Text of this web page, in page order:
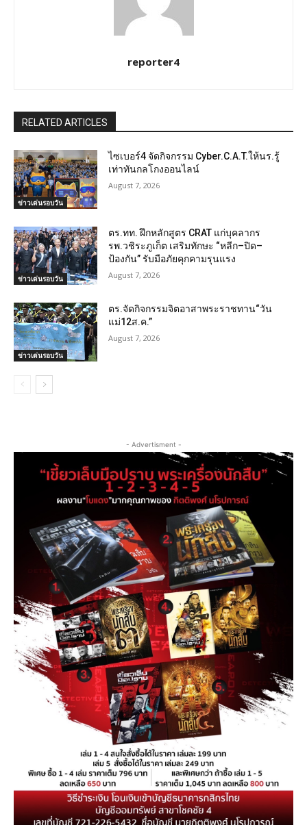
reporter4
RELATED ARTICLES
ข่าวเด่นรอบวัน
ไซเบอร์4 จัดกิจกรรม Cyber.C.A.T.ให้นร.รู้
เท่าทันกลโกงออนไลน์
August 7, 2026
ข่าวเด่นรอบวัน
ตร.ทท. ฝึกหลักสูตร CRAT แก่บุคลากร
รพ.วชิระภูเก็ต เสริมทักษะ “หลีก–ปิด–
ป้องกัน” รับมือภัยคุกคามรุนแรง
August 7, 2026
ข่าวเด่นรอบวัน
ตร.จัดกิจกรรมจิตอาสาพระราชทาน“วัน
แม่12ส.ค.”
August 7, 2026
- Advertisment -